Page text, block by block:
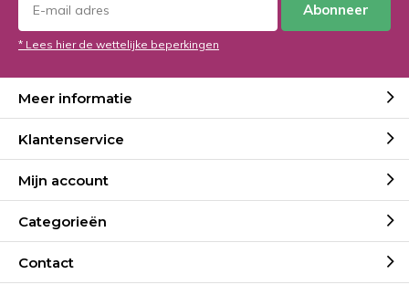
Abonneer
* Lees hier de wettelijke beperkingen
Meer informatie
Klantenservice
Mijn account
Categorieën
Contact